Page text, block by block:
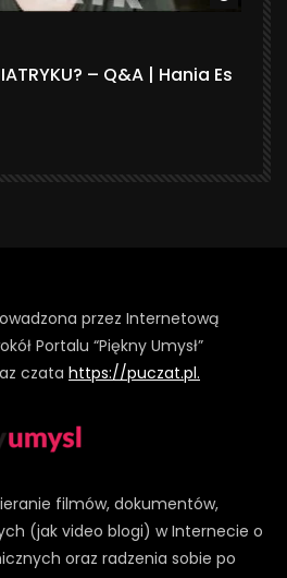
– Q&A | Hania Es
przez Internetową
Portalu “Piękny Umysł”
czata https://puczat.pl.
filmów, dokumentów,
(jak video blogi) w Internecie o
oraz radzenia sobie po